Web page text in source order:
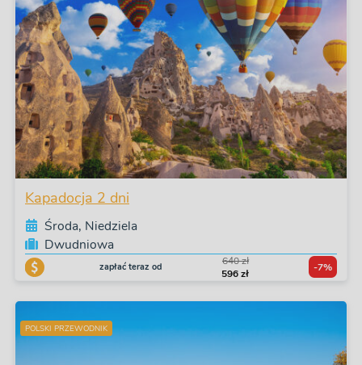
Kapadocja 2 dni
Środa, Niedziela
Dwudniowa
zapłać teraz od
640 zł
596 zł
-7%
POLSKI PRZEWODNIK